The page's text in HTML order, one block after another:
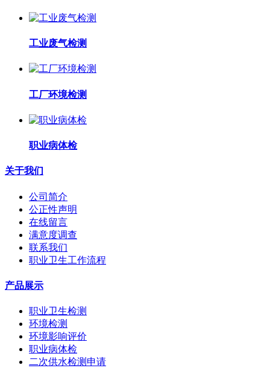
工业废气检测
工厂环境检测
职业病体检
关于我们
公司简介
公正性声明
在线留言
满意度调查
联系我们
职业卫生工作流程
产品展示
职业卫生检测
环境检测
环境影响评价
职业病体检
二次供水检测申请